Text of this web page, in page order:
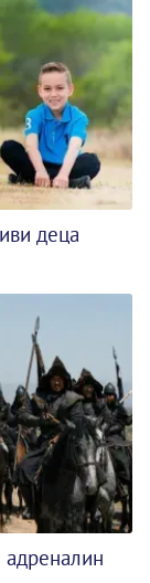
деца
адреналин